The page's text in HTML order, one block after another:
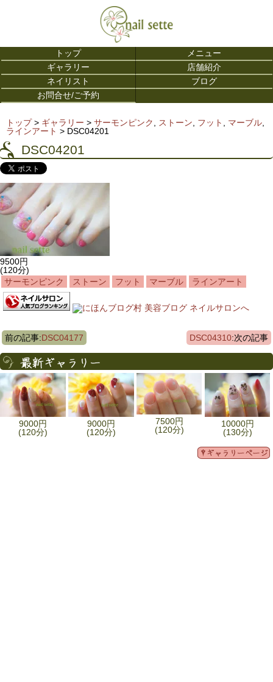
トップ
メニュー
ギャラリー
店舗紹介
ネイリスト
ブログ
お問合せ/ご予約
トップ> ギャラリー > サーモンピンク, ストーン, フット , マーブル,
ラインアート > DSC04201
DSC04201
9500円
(120分)
サーモンピンク
ストーン フット マーブル ラインアート
前の記事:DSC04177 DSC04310:次の記事
9000円
(120分)
9000円
(120分)
7500円
(120分)
10000円
(130分)